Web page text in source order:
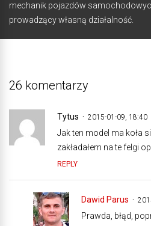
mechanik pojazdów
prowadzący własną działalność.
26 komentarzy
Tytus 2015-01-09, 18:40
Jak ten model ma koła
zakładałem na te felgi
REPLY
Dawid Parus
Prawda, błąd,